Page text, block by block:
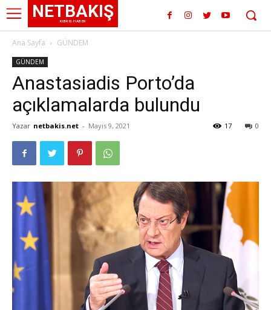
NETBAKIŞ
KIBRIS HABER
Ana Sayfa GÜNDEM
GÜNDEM
Anastasiadis Porto’da
açıklamalarda bulundu
Yazar netbakis.net - Mayıs 9, 2021 0
17